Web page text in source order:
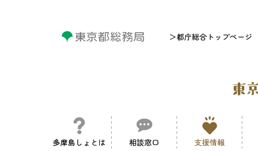
＞都庁総合トップページ
多摩島しょとは 相談窓口 支援情報